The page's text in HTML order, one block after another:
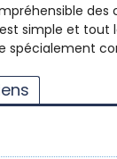
des
simple et
spécialement